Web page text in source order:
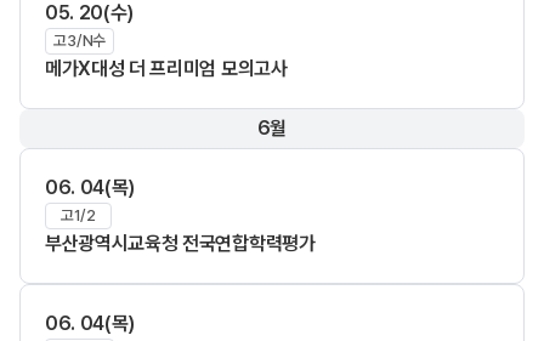
05. 20(수)
고3/N수
메가X대성 더 프리미엄 모의고사
6월
06. 04(목)
고1/2
부산광역시교육청 전국연합학력평가
06. 04(목)